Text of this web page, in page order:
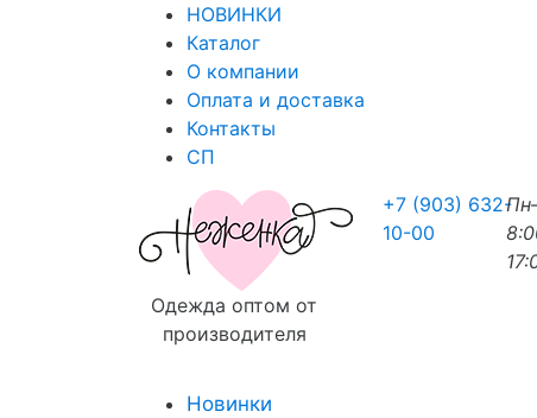
НОВИНКИ
Каталог
О компании
Оплата и доставка
Контакты
СП
Одежда оптом от
производителя
+7 (903) 632-
10-00
Новинки